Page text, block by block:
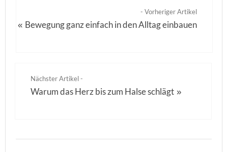
- Vorheriger Artikel
« Bewegung ganz einfach in den Alltag einbauen
Nächster Artikel -
Warum das Herz bis zum Halse schlägt »